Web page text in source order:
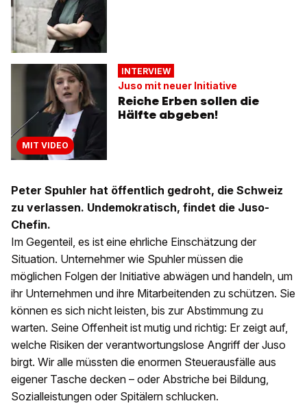
MIT VIDEO
INTERVIEW
Juso mit neuer Initiative
Reiche Erben sollen die
Hälfte abgeben!
Peter Spuhler hat öffentlich gedroht, die Schweiz
zu verlassen. Undemokratisch, findet die Juso-
Chefin.
Im Gegenteil, es ist eine ehrliche Einschätzung der
Situation. Unternehmer wie Spuhler müssen die
möglichen Folgen der Initiative abwägen und handeln, um
ihr Unternehmen und ihre Mitarbeitenden zu schützen. Sie
können es sich nicht leisten, bis zur Abstimmung zu
warten. Seine Offenheit ist mutig und richtig: Er zeigt auf,
welche Risiken der verantwortungslose Angriff der Juso
birgt. Wir alle müssten die enormen Steuerausfälle aus
eigener Tasche decken – oder Abstriche bei Bildung,
Sozialleistungen oder Spitälern schlucken.